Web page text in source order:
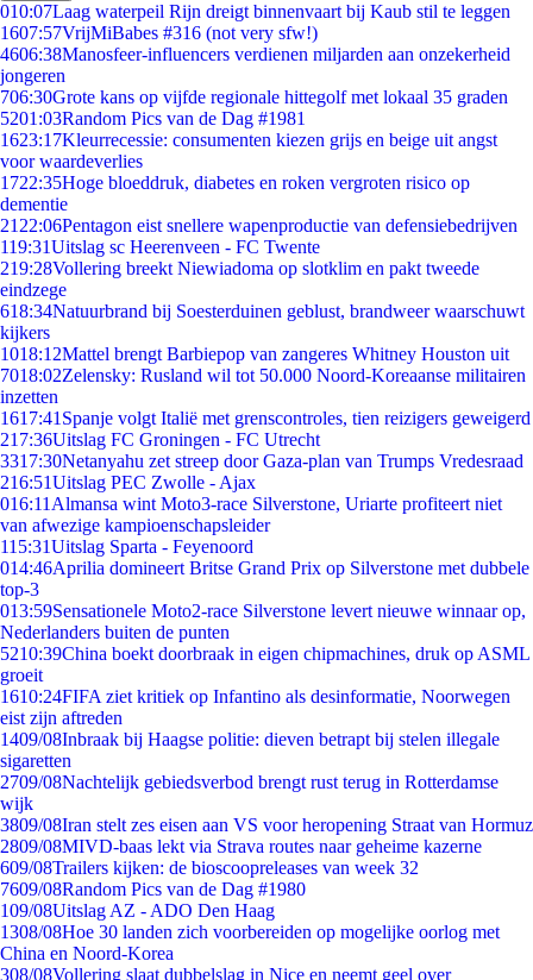
010:07Laag waterpeil Rijn dreigt binnenvaart bij Kaub stil te leggen
1607:57VrijMiBabes #316 (not very sfw!)
4606:38Manosfeer-influencers verdienen miljarden aan onzekerheid
jongeren
706:30Grote kans op vijfde regionale hittegolf met lokaal 35 graden
5201:03Random Pics van de Dag #1981
1623:17Kleurrecessie: consumenten kiezen grijs en beige uit angst
voor waardeverlies
1722:35Hoge bloeddruk, diabetes en roken vergroten risico op
dementie
21 22:06Pentagon eist snellere wapenproductie van defensiebedrijven
119:31Uitslag sc Heerenveen - FC Twente
219:28Vollering breekt Niewiadoma op slotklim en pakt tweede
eindzege
618:34Natuurbrand bij Soesterduinen geblust, brandweer waarschuwt
kijkers
1018:12Mattel brengt Barbiepop van zangeres Whitney Houston uit
7018:02Zelensky: Rusland wil tot 50.000 Noord-Koreaanse militairen
inzetten
1617:41 Spanje volgt Italië met grenscontroles, tien reizigers geweigerd
217:36Uitslag FC Groningen - FC Utrecht
3317:30Netanyahu zet streep door Gaza-plan van Trumps Vredesraad
216:51Uitslag PEC Zwolle - Ajax
016:11 Almansa wint Moto3-race Silverstone, Uriarte profiteert niet
van afwezige kampioenschapsleider
115:31Uitslag Sparta - Feyenoord
014:46Aprilia domineert Britse Grand Prix op Silverstone met dubbele
top-3
013:59Sensationele Moto2-race Silverstone levert nieuwe winnaar op,
Nederlanders buiten de punten
5210:39China boekt doorbraak in eigen chipmachines, druk op ASML
groeit
1610:24FIFA ziet kritiek op Infantino als desinformatie, Noorwegen
eist zijn aftreden
1409/08Inbraak bij Haagse politie: dieven betrapt bij stelen illegale
sigaretten
2709/08Nachtelijk gebiedsverbod brengt rust terug in Rotterdamse
wijk
3809/08Iran stelt zes eisen aan VS voor heropening Straat van Hormuz
2809/08MIVD-baas lekt via Strava routes naar geheime kazerne
609/08Trailers kijken: de bioscoopreleases van week 32
7609/08Random Pics van de Dag #1980
109/08Uitslag AZ - ADO Den Haag
1308/08Hoe 30 landen zich voorbereiden op mogelijke oorlog met
China en Noord-Korea
308/08Vollering slaat dubbelslag in Nice en neemt geel over